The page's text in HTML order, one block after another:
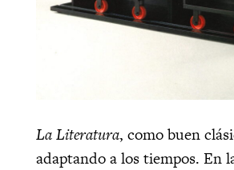
La Literatura, como buen
adaptando a los tiempos. En